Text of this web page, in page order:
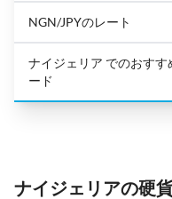
NGN/JPYのレート
ナイジェリア でのおすす
ード
ナイジェリアの硬